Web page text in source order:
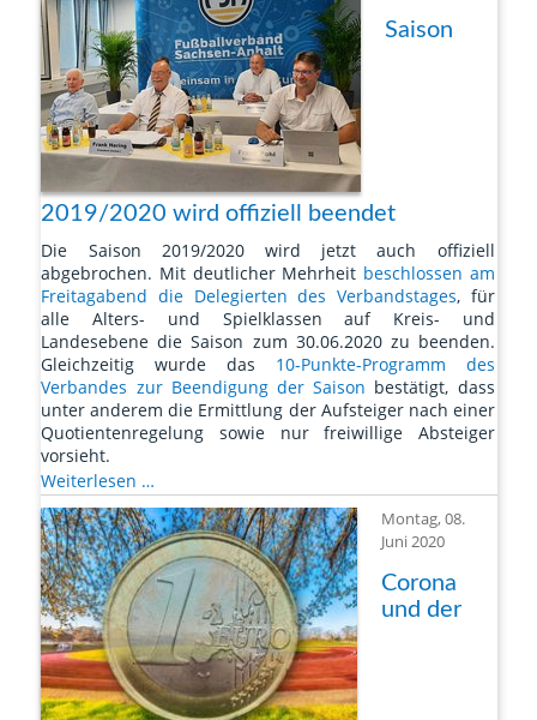
Saison
2019/2020 wird offiziell beendet
Die Saison 2019/2020 wird jetzt auch offiziell
abgebrochen. Mit deutlicher Mehrheit beschlossen am
Freitagabend die Delegierten des Verbandstages, für
alle Alters- und Spielklassen auf Kreis- und
Landesebene die Saison zum 30.06.2020 zu beenden.
Gleichzeitig wurde das 10-Punkte-Programm des
Verbandes zur Beendigung der Saison bestätigt, dass
unter anderem die Ermittlung der Aufsteiger nach einer
Quotientenregelung sowie nur freiwillige Absteiger
vorsieht.
Weiterlesen …
2019/2020
wird
offiziell
beendet
Montag, 08.
Juni 2020
Corona
und der